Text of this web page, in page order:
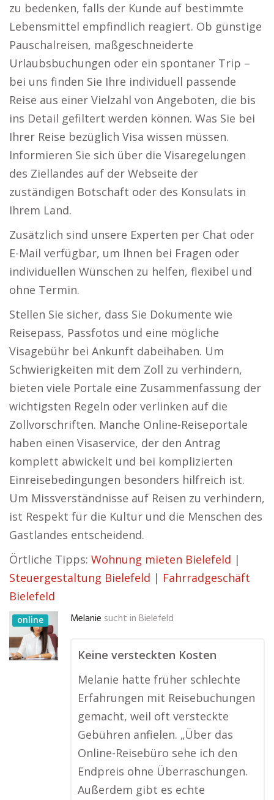
zu bedenken, falls der Kunde auf bestimmte
Lebensmittel empfindlich reagiert. Ob günstige
Pauschalreisen, maßgeschneiderte
Urlaubsbuchungen oder ein spontaner Trip –
bei uns finden Sie Ihre individuell passende
Reise aus einer Vielzahl von Angeboten, die bis
ins Detail gefiltert werden können. Was Sie bei
Ihrer Reise bezüglich Visa wissen müssen.
Informieren Sie sich über die Visaregelungen
des Ziellandes auf der Webseite der
zuständigen Botschaft oder des Konsulats in
Ihrem Land.
Zusätzlich sind unsere Experten per Chat oder
E-Mail verfügbar, um Ihnen bei Fragen oder
individuellen Wünschen zu helfen, flexibel und
ohne Termin.
Stellen Sie sicher, dass Sie Dokumente wie
Reisepass, Passfotos und eine mögliche
Visagebühr bei Ankunft dabeihaben. Um
Schwierigkeiten mit dem Zoll zu verhindern,
bieten viele Portale eine Zusammenfassung der
wichtigsten Regeln oder verlinken auf die
Zollvorschriften. Manche Online-Reiseportale
haben einen Visaservice, der den Antrag
komplett abwickelt und bei komplizierten
Einreisebedingungen besonders hilfreich ist.
Um Missverständnisse auf Reisen zu verhindern,
ist Respekt für die Kultur und die Menschen des
Gastlandes entscheidend.
Örtliche Tipps: Wohnung mieten Bielefeld |
Steuergestaltung Bielefeld | Fahrradgeschäft
Bielefeld
online Melanie sucht in Bielefeld
Keine versteckten Kosten
Melanie hatte früher schlechte
Erfahrungen mit Reisebuchungen
gemacht, weil oft versteckte
Gebühren anfielen. „Über das
Online-Reisebüro sehe ich den
Endpreis ohne Überraschungen.
Außerdem gibt es echte